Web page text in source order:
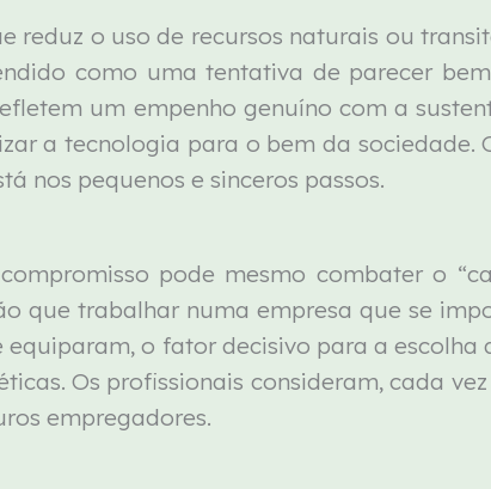
reduz o uso de recursos naturais ou
como uma tentativa de parecer
um empenho genuíno com a
a tecnologia para o bem da sociedade.
nos pequenos e sinceros passos.
pode mesmo combater o
que trabalhar numa empresa que se
o fator decisivo para a escolha
Os profissionais consideram, cada
empregadores.